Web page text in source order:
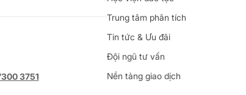
3751
Trung tâm phân tích
Tin tức & Ưu đãi
Đội ngũ tư vấn
Nền tảng giao dịch